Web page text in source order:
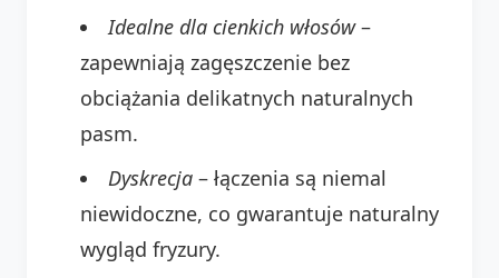
Idealne dla cienkich włosów–
zapewniają zagęszczenie bez
obciążania delikatnych naturalnych
pasm.
Dyskrecja – łączenia są niemal
niewidoczne, co gwarantuje naturalny
wygląd fryzury.